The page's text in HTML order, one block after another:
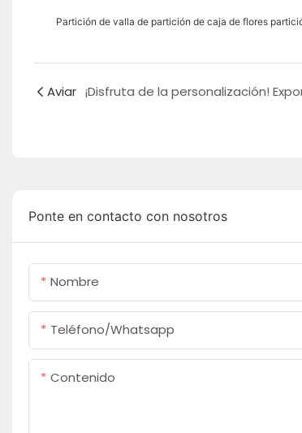
Partición de valla de partición de caja de flores
Aviar
Ponte en contacto con nosotros
Nombre
Teléfono/whatsapp
Contenido